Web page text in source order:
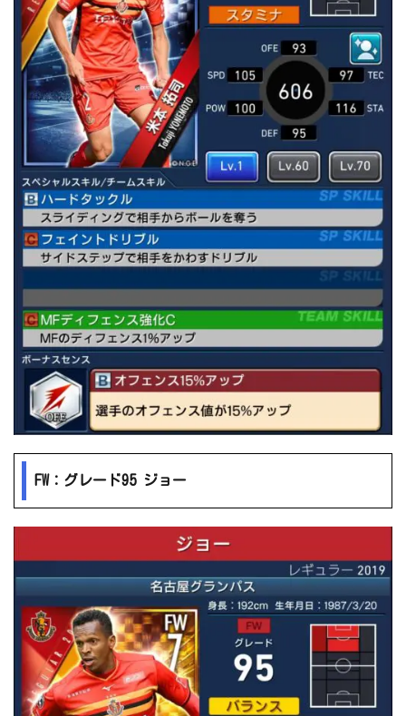
FW：グレード95 ジョー